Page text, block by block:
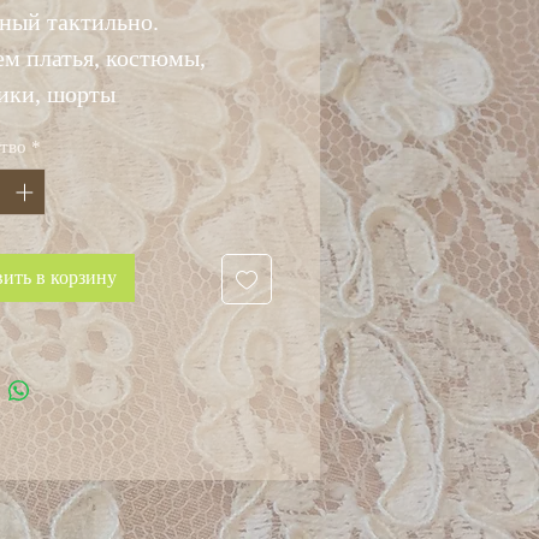
тактильно.
платья, костюмы,
шорты
*
в корзину